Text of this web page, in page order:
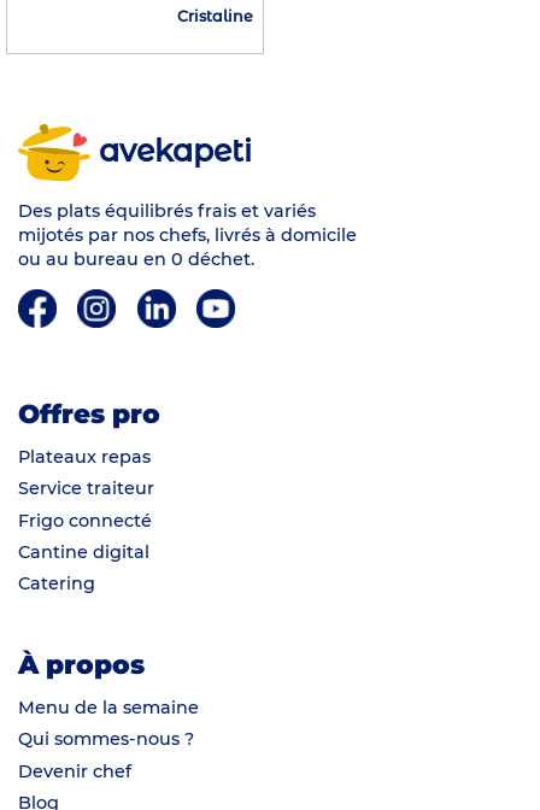
Salut c'est nous...
les Cookies !
On a attendu d'être sûrs que le contenu de ce site vous intéresse
avant de vous déranger, mais on aimerait bien vous accompagner
pendant votre visite...
Cristaline
avekapeti
Des plats équilibrés frais et variés
mijotés par nos chefs, livrés à domicile
ou au bureau en 0 déchet.
Offres pro
Plateaux repas
Service traiteur
Frigo connecté
Cantine digital
Catering
À propos
Menu de la semaine
Qui sommes-nous ?
Devenir chef
Blog